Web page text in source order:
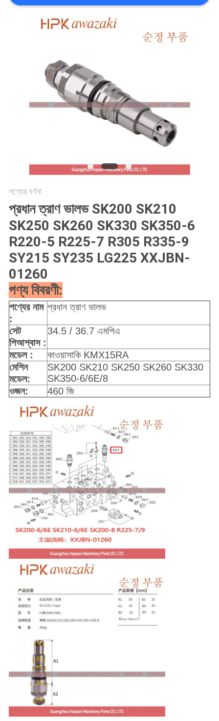
SITEMAP
PRIVACY
POLICY
পণ্যের বর্ণনা
প্রধান ত্রাণ ভালভ SK200 SK210
SK250 SK260 SK330 SK350-6
R220-5 R225-7 R305 R335-9
SY215 SY235 LG225 XXJBN-
01260
পণ্য বিবরণী:
পণ্যের নাম
:
প্রধান ত্রাণ ভালভ
সেট
পিআশ্বাস:
34.5 / 36.7 এমপিএ
মডেল :
কাওয়াসাকি KMX15RA
মেশিন
মডেল:
SK200 SK210 SK250 SK260 SK330
SK350-6/6E/8
ওজন:
460 জি